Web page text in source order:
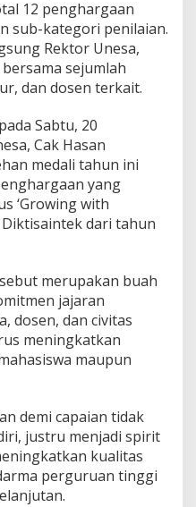
12 penghargaan
sub-kategori penilaian.
Rektor Unesa,
sejumlah
dan dosen terkait.
Sabtu, 20
Cak Hasan
medali tahun ini
yang
‘Growing with
Diktisaintek dari tahun
merupakan buah
jajaran
dosen, dan civitas
meningkatkan
maupun
demi capaian tidak
justru menjadi spirit
kualitas
perguruan tinggi